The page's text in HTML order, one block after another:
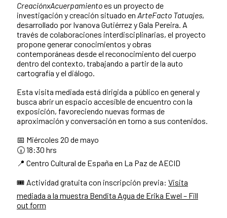
CreaciónxAcuerpamientoes un proyecto de
investigación y creación situado en ArteFacto Tatuajes,
desarrollado por Ivanova Gutiérrez y Gala Pereira. A
través de colaboraciones interdisciplinarias, el proyecto
propone generar conocimientos y obras
contemporáneas desde el reconocimiento del cuerpo
dentro del contexto, trabajando a partir de la auto
cartografía y el diálogo.
Esta visita mediada está dirigida a público en general y
busca abrir un espacio accesible de encuentro con la
exposición, favoreciendo nuevas formas de
aproximación y conversación en torno a sus contenidos.
📅 Miércoles 20 de mayo
🕡 18:30 hrs
📍 Centro Cultural de España en La Paz de AECID
🎟️ Actividad gratuita con inscripción previa: Visita
mediada a la muestra Bendita Agua de Erika Ewel – Fill
out form